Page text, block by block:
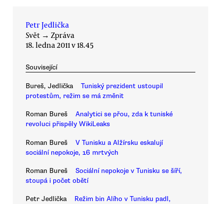
Petr Jedlička
Svět → Zpráva
18. ledna 2011 v 18.45
Související
Bureš, Jedlička
Tuniský prezident ustoupil
protestům, režim se má změnit
Roman Bureš
Analytici se přou, zda k tuniské
revoluci přispěly WikiLeaks
Roman Bureš
V Tunisku a Alžírsku eskalují
sociální nepokoje, 16 mrtvých
Roman Bureš
Sociální nepokoje v Tunisku se šíří,
stoupá i počet obětí
Petr Jedlička
Režim bin Alího v Tunisku padl,